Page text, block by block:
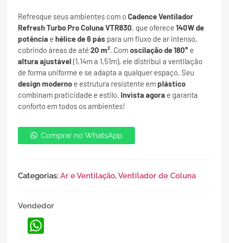
Refresque seus ambientes com oCadence Ventilador
Refresh Turbo Pro Coluna VTR830, que oferece 140W de
potência e hélice de 6 pás para um fluxo de ar intenso,
cobrindo áreas de até 20 m². Comoscilação de 180° e
altura ajustável (1,14m a 1,51m), ele distribui a ventilação
de forma uniforme e se adapta a qualquer espaço. Seu
design moderno e estrutura resistente emplástico
combinam praticidade e estilo. Invista agora e garanta
conforto em todos os ambientes!
Comprar no WhatsApp
Categorias: Ar e Ventilação,Ventilador de Coluna
Vendedor